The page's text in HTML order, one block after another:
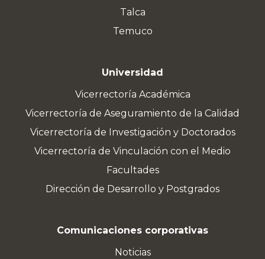
Talca
Temuco
Universidad
Vicerrectoría Académica
Vicerrectoría de Aseguramiento de la Calidad
Vicerrectoría de Investigación y Doctorados
Vicerrectoría de Vinculación con el Medio
Facultades
Dirección de Desarrollo y Postgrados
Comunicaciones corporativas
Noticias